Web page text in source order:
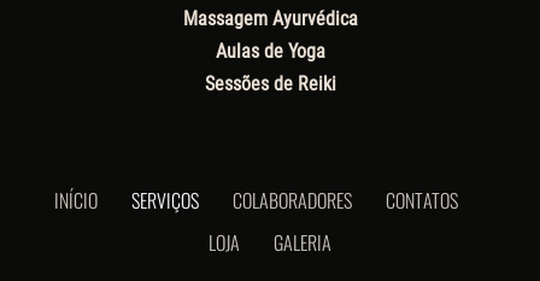
Massagem Ayurvédica
Aulas de Yoga
Sessões de Reiki
INÍCIO SERVIÇOS COLABORADORES
CONTATOS
LOJA
GALERIA